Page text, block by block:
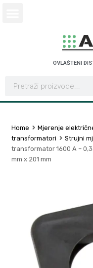
OVLAŠTENI
Home Mjerenje
transformatori
Strujni
transformator 1600 A –
mm x 201 mm